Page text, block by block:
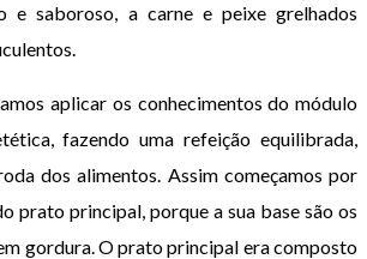
e saboroso, a carne e peixe grelhados
aplicar os conhecimentos do módulo
fazendo uma refeição equilibrada,
dos alimentos. Assim começamos por
prato principal, porque a sua base são os
gordura. O prato principal era composto